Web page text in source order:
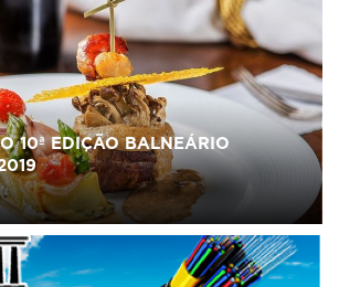
10ª EDIÇÃO BALNEÁRIO